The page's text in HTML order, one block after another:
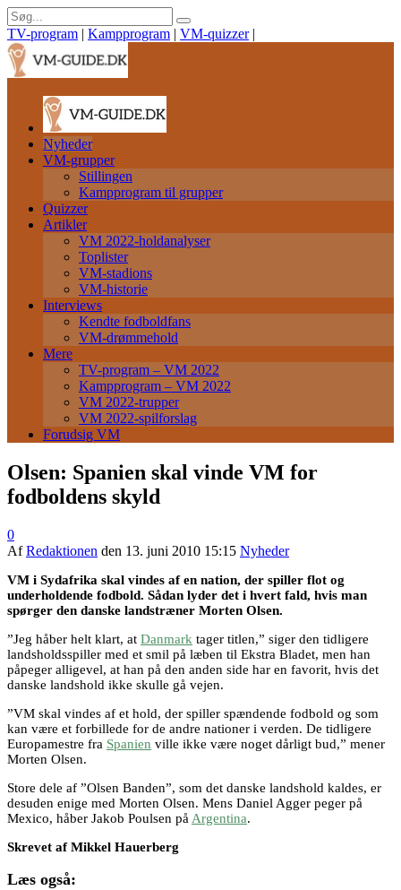
TV-program | Kampprogram | VM-quizzer |
Nyheder
VM-grupper
Stillingen
Kampprogram til grupper
Quizzer
Artikler
VM 2022-holdanalyser
Toplister
VM-stadions
VM-historie
Interviews
Kendte fodboldfans
VM-drømmehold
Mere
TV-program – VM 2022
Kampprogram – VM 2022
VM 2022-trupper
VM 2022-spilforslag
Forudsig VM
Olsen: Spanien skal vinde VM for
fodboldens skyld
0
AfRedaktionen den 13. juni 2010 15:15 Nyheder
VM i Sydafrika skal vindes af en nation, der spiller flot og
underholdende fodbold. Sådan lyder det i hvert fald, hvis man
spørger den danske landstræner Morten Olsen.
”Jeg håber helt klart, at Danmark tager titlen,” siger den tidligere
landsholdsspiller med et smil på læben til Ekstra Bladet, men han
påpeger alligevel, at han på den anden side har en favorit, hvis det
danske landshold ikke skulle gå vejen.
”VM skal vindes af et hold, der spiller spændende fodbold og som
kan være et forbillede for de andre nationer i verden. De tidligere
Europamestre fra Spanien ville ikke være noget dårligt bud,” mener
Morten Olsen.
Store dele af ”Olsen Banden”, som det danske landshold kaldes, er
desuden enige med Morten Olsen. Mens Daniel Agger peger på
Mexico, håber Jakob Poulsen på Argentina.
Skrevet af Mikkel Hauerberg
Læs også: